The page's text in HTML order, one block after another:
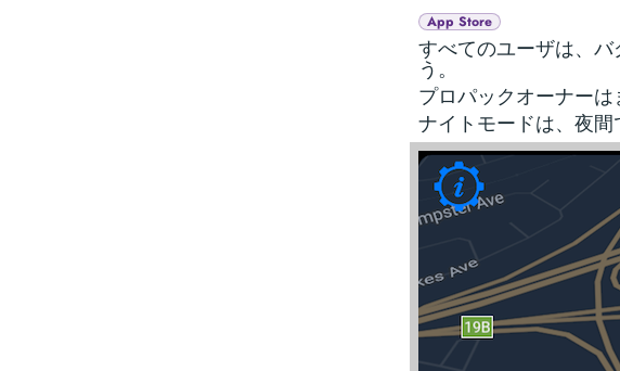
App Store
すべてのユーザは、
う。
プロパックオーナー
ナイトモードは、夜間